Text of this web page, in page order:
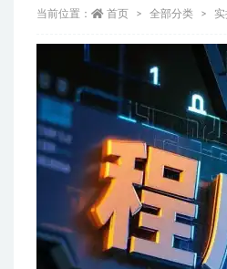
当前位置： 首页 全部分类 实